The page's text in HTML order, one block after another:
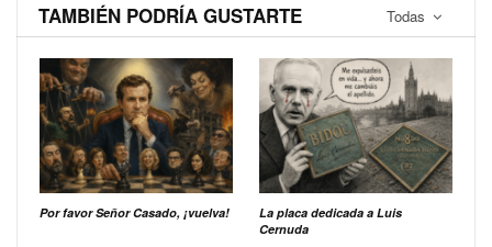
Todas
TAMBIÉN PODRÍA GUSTARTE
Por favor Señor Casado, ¡vuelva!
La placa dedicada a Luis
Cernuda